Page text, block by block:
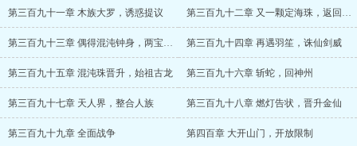
第三百九十一章 木族大罗，诱惑提议 第三百九十二章 又一颗定海珠，返回青苍仙域
第三百九十三章 偶得混沌钟身，两宝合一 第三百九十四章 再遇羽笙，诛仙剑威
第三百九十五章 混沌珠晋升，始祖古龙 第三百九十六章 斩蛇，回神州
第三百九十七章 天人界，整合人族 第三百九十八章 燃灯告状，晋升金仙
第三百九十九章 全面战争 第四百章 大开山门，开放限制